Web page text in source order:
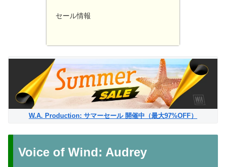
セール情報
W.A. Production: サマーセール 開催中（最大97%OFF）
Voice of Wind: Audrey